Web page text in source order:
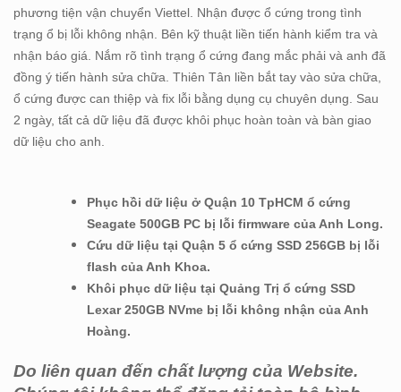
phương tiện vận chuyển Viettel. Nhận được ổ cứng trong tình
trạng ổ bị lỗi không nhận. Bên kỹ thuật liền tiến hành kiểm tra và
nhận báo giá. Nắm rõ tình trạng ổ cứng đang mắc phải và anh đã
đồng ý tiến hành sửa chữa. Thiên Tân liền bắt tay vào sửa chữa,
ổ cứng được can thiệp và fix lỗi bằng dụng cụ chuyên dụng. Sau
2 ngày, tất cả dữ liệu đã được khôi phục hoàn toàn và bàn giao
dữ liệu cho anh.
Phục hồi dữ liệu ở Quận 10 TpHCM ổ cứng
Seagate 500GB PC bị lỗi firmware của Anh Long.
Cứu dữ liệu tại Quận 5 ổ cứng SSD 256GB bị lỗi
flash của Anh Khoa.
Khôi phục dữ liệu tại Quảng Trị ổ cứng SSD
Lexar 250GB NVme bị lỗi không nhận của Anh
Hoàng.
Do liên quan đến chất lượng của Website.